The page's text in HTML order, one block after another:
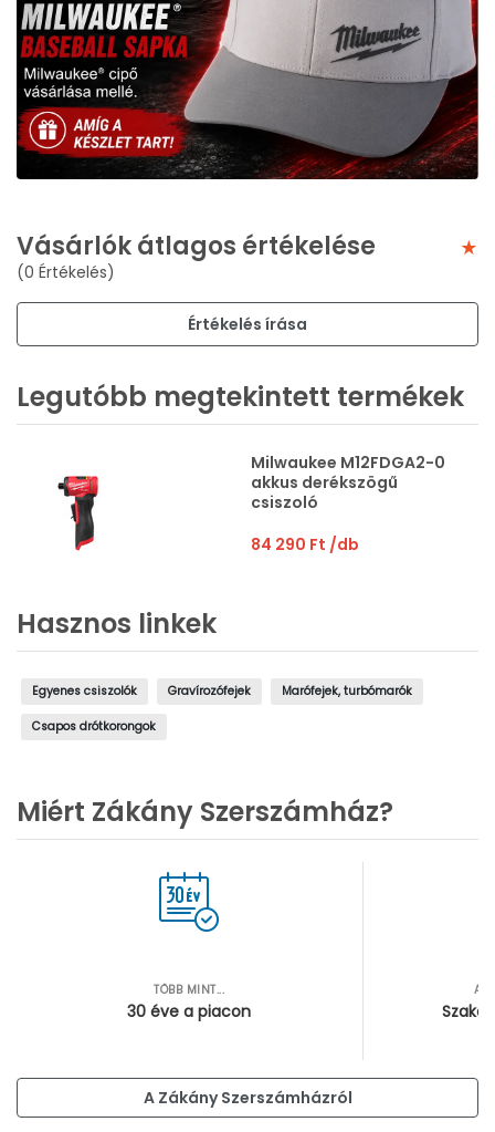
Vásárlók átlagos értékelése
(0 Értékelés)
Értékelés írása
Legutóbb megtekintett termékek
Milwaukee M12FDGA2-0
akkus derékszögű
csiszoló
84 290 Ft /db
Hasznos linkek
Egyenes csiszolók Gravírozófejek Marófejek, turbómarók
Csapos drótkorongok
Miért Zákány Szerszámház?
TÖBB MINT...
30 éve a piacon
A Zákány Szerszámházról